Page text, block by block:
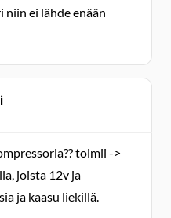
ei lähde enään
toimii ->
joista 12v ja
ja kaasu liekillä.